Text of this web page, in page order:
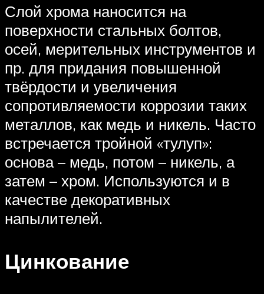
Слой хрома наносится на
поверхности стальных болтов,
осей, мерительных инструментов и
пр. для придания повышенной
твёрдости и увеличения
сопротивляемости коррозии таких
металлов, как медь и никель. Часто
встречается тройной «тулуп»:
основа – медь, потом – никель, а
затем – хром. Используются и в
качестве декоративных
напылителей.
Цинкование